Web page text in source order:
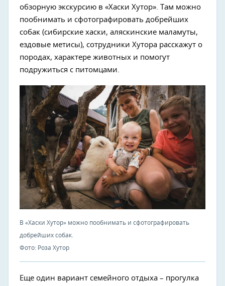
обзорную экскурсию в «Хаски Хутор». Там можно
пообнимать и сфотографировать добрейших
собак (сибирские хаски, аляскинские маламуты,
ездовые метисы), сотрудники Хутора расскажут о
породах, характере животных и помогут
подружиться с питомцами.
В «Хаски Хутор» можно пообнимать и сфотографировать
добрейших собак.
Фото: Роза Хутор
Еще один вариант семейного отдыха – прогулка